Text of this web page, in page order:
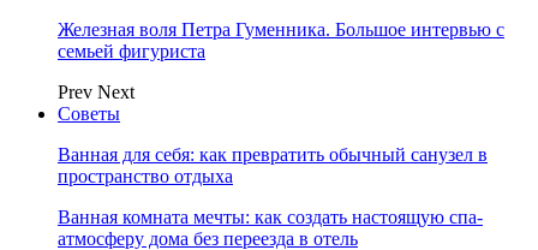
Железная воля Петра Гуменника. Большое интервью с
семьей фигуриста
Prev Next
Советы
Ванная для себя: как превратить обычный санузел в
пространство отдыха
Ванная комната мечты: как создать настоящую спа-
атмосферу дома без переезда в отель